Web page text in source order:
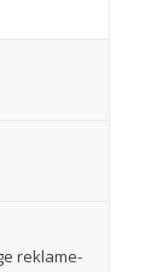
reklame-